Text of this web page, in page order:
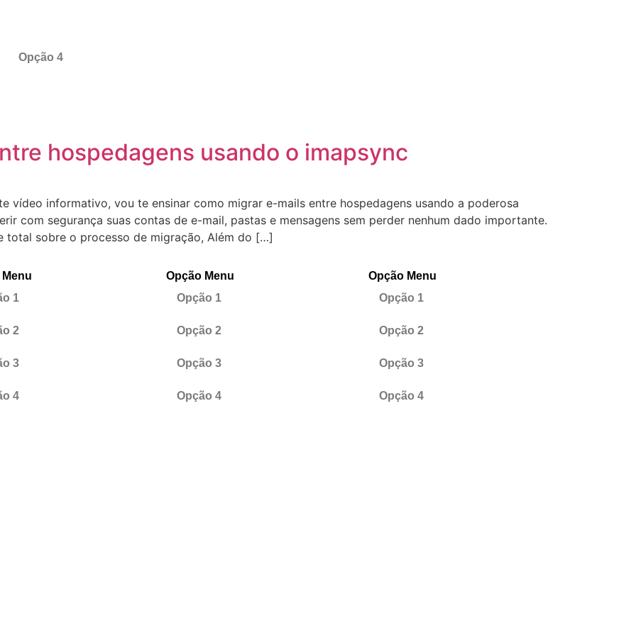
Opção 4
hospedagens usando o imapsync
vídeo informativo, vou te ensinar como migrar e-mails entre hospedagens usando a poderosa
com segurança suas contas de e-mail, pastas e mensagens sem perder nenhum dado importante.
total sobre o processo de migração, Além do […]
1
2
3
4
Opção Menu
Opção 1
Opção 2
Opção 3
Opção 4
Opção Menu
Opção 1
Opção 2
Opção 3
Opção 4